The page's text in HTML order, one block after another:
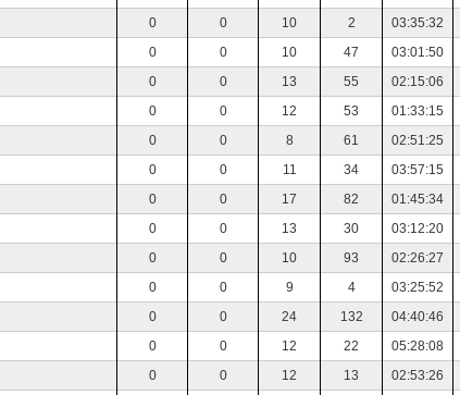
0 0 10 2 03:35:32
0 0 10 47 03:01:50
0 0 13 55 02:15:06
0 0 12 53 01:33:15
0 0 8 61 02:51:25
0 0 11 34 03:57:15
0 0 17 82 01:45:34
0 0 13 30 03:12:20
0 0 10 93 02:26:27
0 0 9 4 03:25:52
0 0 24 132 04:40:46
0 0 12 22 05:28:08
0 0 12 13 02:53:26